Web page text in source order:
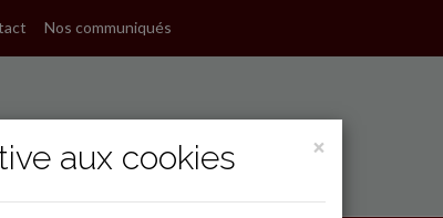
Nos communiqués
×
aux cookies